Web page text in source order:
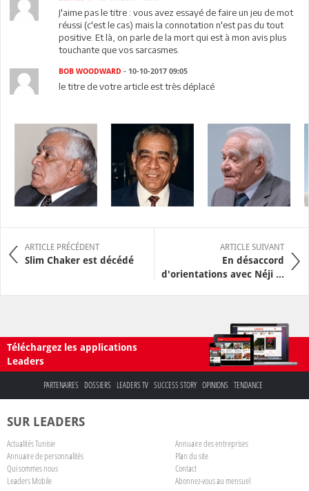
J'aime pas le titre : vous avez essayé de faire un jeu de mot
réussi (c'est le cas) mais la connotation n'est pas du tout
positive. Et là, on parle de la mort qui est à mon avis plus
touchante que vos sarcasmes.
BOB WOODWARD - 10-10-2017 09:05
le titre de votre article est très déplacé
ARTICLE PRÉCÉDENT
Slim Chaker est décédé
ARTICLE SUIVANT
En désaccord
d'orientations avec Néji ...
Téléchargez les applications
Leaders
PARTENAIRES DOSSIERS LEADERS TV SUCCESS STORY OPINIONS TENDANCE
SUR LEADERS
Actualités Tunisie
Annuaire des entreprises
Annuaire de personnalités
Plan du site
Qui sommes nous
Contact
Leaders Mobile
Abonnez-vous au mensuel